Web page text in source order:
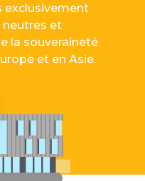
exclusivement
neutres et
la souveraineté
et en Asie.